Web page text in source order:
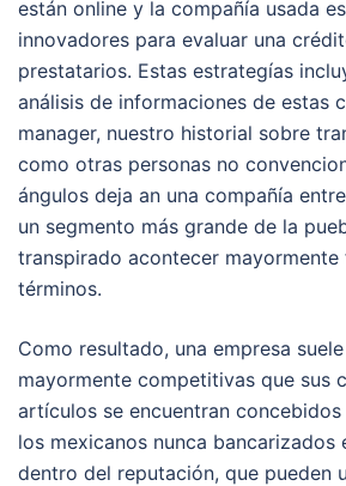
están online y la compañía usada
innovadores para evaluar una
prestatarios. Estas estrategías
análisis de informaciones de estas
manager, nuestro historial sobre
como otras personas no
ángulos deja an una compañía
un segmento más grande de la
transpirado acontecer
términos.
Como resultado, una empresa
mayormente competitivas que sus
artículos se encuentran
los mexicanos nunca bancarizados
dentro del reputación, que pueden